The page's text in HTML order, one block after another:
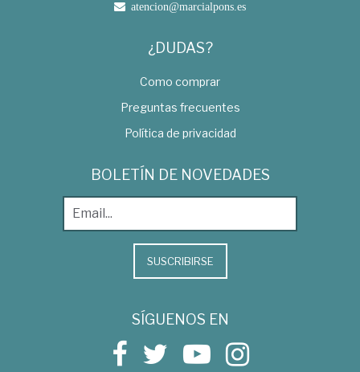
atencion@marcialpons.es
¿DUDAS?
Como comprar
Preguntas frecuentes
Política de privacidad
BOLETÍN DE NOVEDADES
SUSCRIBIRSE
SÍGUENOS EN